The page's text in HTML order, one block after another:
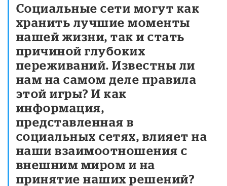
Социальные сети могут как
хранить лучшие моменты
нашей жизни, так и стать
причиной глубоких
переживаний. Известны ли
нам на самом деле правила
этой игры? И как
информация,
представленная в
социальных сетях, влияет на
наши взаимоотношения с
внешним миром и на
принятие наших решений?